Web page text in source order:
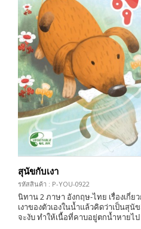
สุนัขกับเงา
รหัสสินค้า : P-YOU-0922
นิทาน 2 ภาษา อังกฤษ-ไทย เรื่องเกี่
เงาของตัวเองในน้ำแล้วคิดว่าเป็นสุ
จะงับ ทำให้เนื้อที่คาบอยู่ตกน้ำหายไ